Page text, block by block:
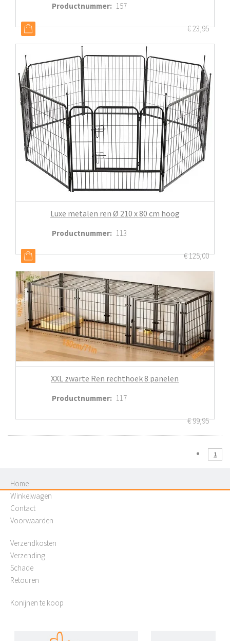
Productnummer: 157
€23,95
Luxe metalen ren Ø 210 x 80 cm hoog
Productnummer: 113
€125,00
XXL zwarte Ren rechthoek 8 panelen
Productnummer: 117
€99,95
1
Home
Winkelwagen
Contact
Voorwaarden
Verzendkosten
Verzending
Schade
Retouren
Konijnen te koop